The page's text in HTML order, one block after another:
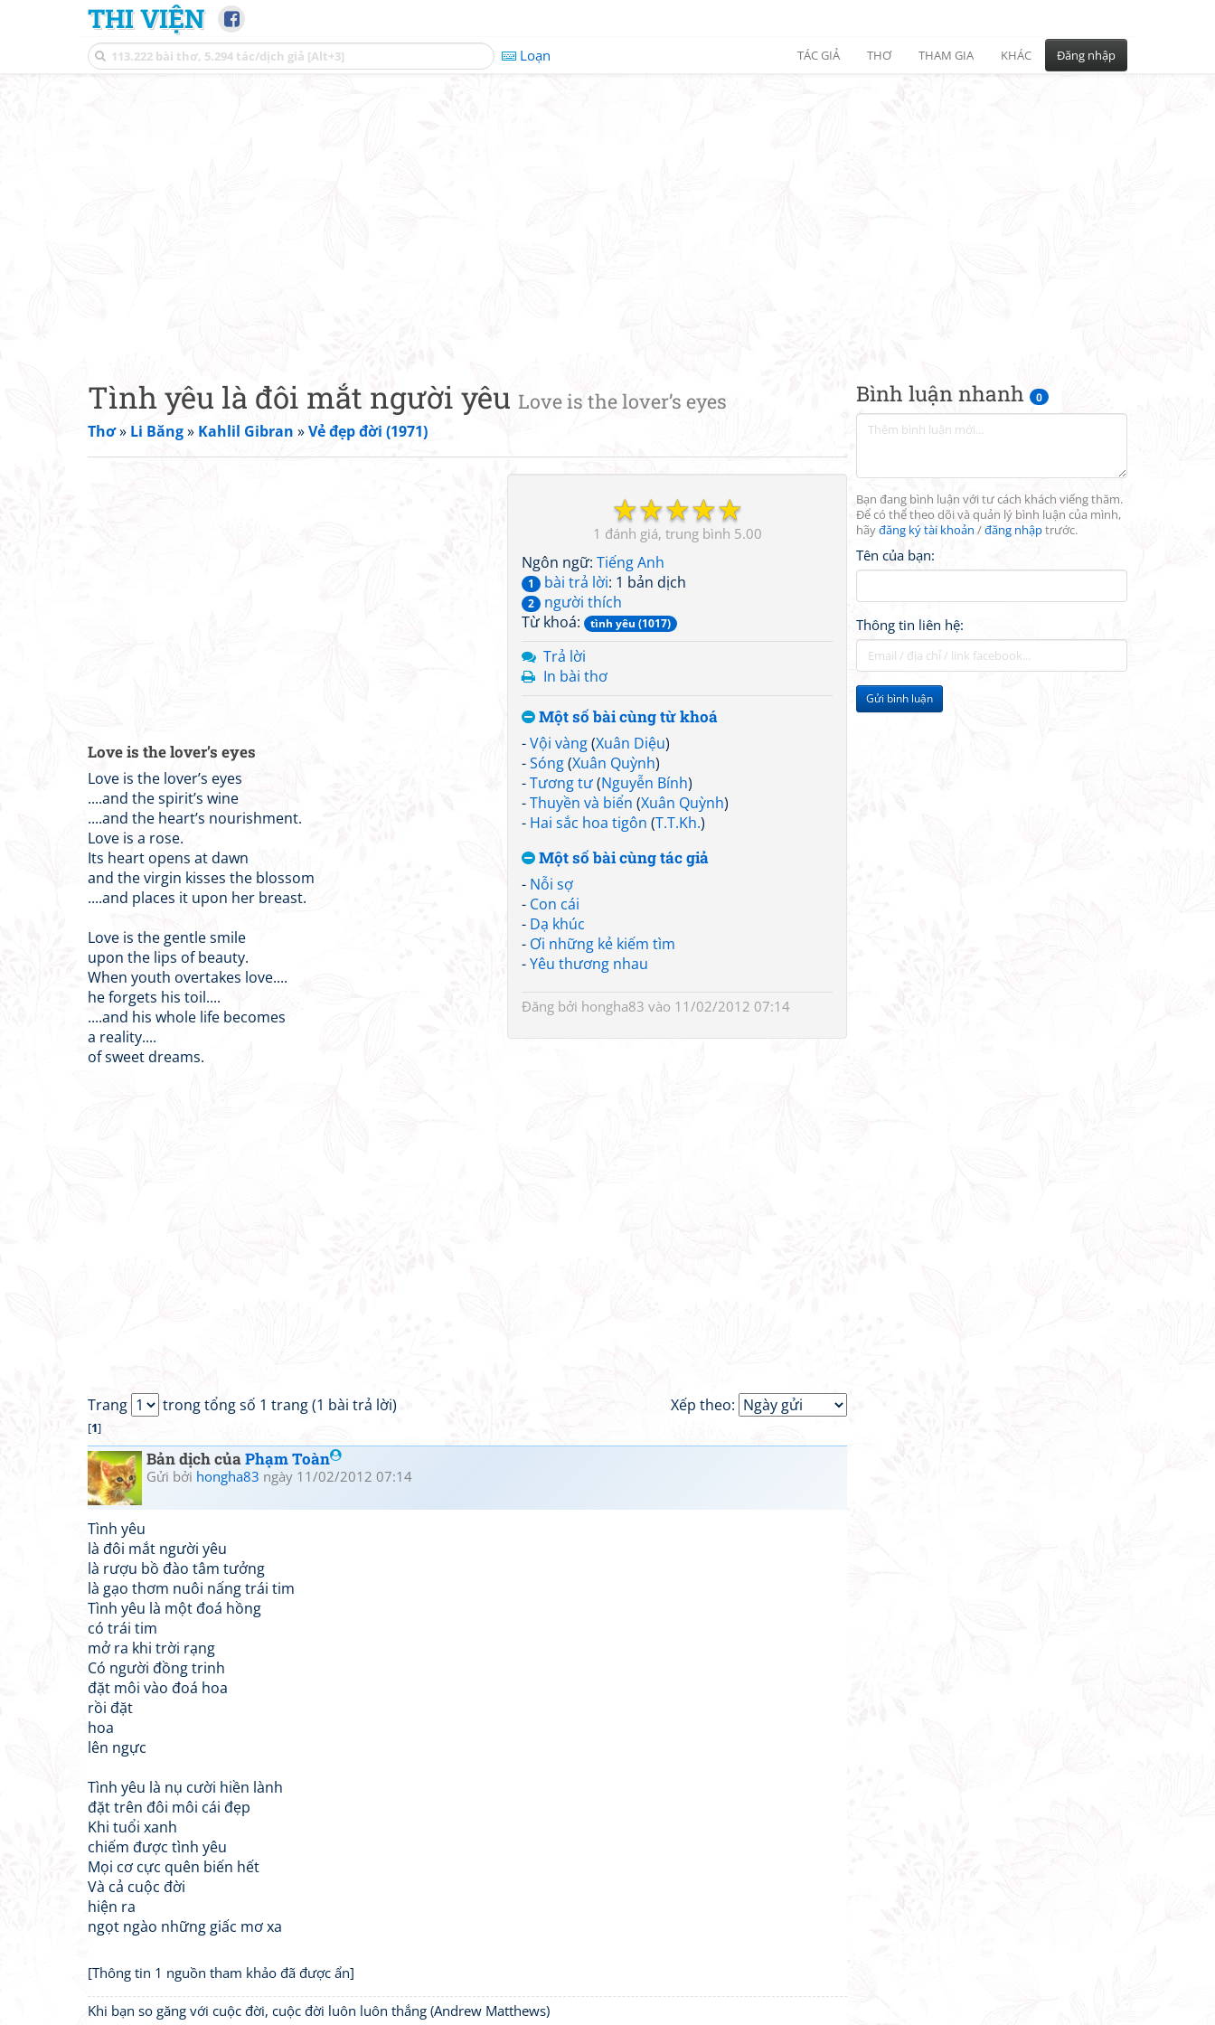
THI VIỆN
Loạn TÁC GIẢ THƠ THAM GIA KHÁC Đăng nhập
Bình luận nhanh 0
Bạn đang bình luận với tư cách khách viếng thăm.
Để có thể theo dõi và quản lý bình luận của mình,
hãyđăng ký tài khoản /đăng nhậptrước.
Tên của bạn:
Thông tin liên hệ:
Gửi bình luận
Tình yêu là đôi mắt người yêu Love is the lover’s eyes
Thơ» Li Băng» Kahlil Gibran »Vẻ đẹp đời (1971)
☆
☆
☆
☆
☆
1 5.00
Ngôn ngữ: Tiếng Anh
1 bài trả lời: 1 bản dịch
2
người thích
Từ khoá:
tình yêu (1017)
Trả lời
In bài thơ
Một số bài cùng từ khoá
-Vội vàng(Xuân Diệu)
-Sóng(Xuân Quỳnh)
-Tương tư(Nguyễn Bính)
-Thuyền và biển (Xuân Quỳnh)
- Hai sắc hoa tigôn (T.T.Kh.)
Một số bài cùng tác giả
- Nỗi sợ
- Con cái
- Dạ khúc
- Ơi những kẻ kiếm tìm
-Yêu thương nhau
Đăng bởi hongha83 vào 11/02/2012 07:14
Love is the lover’s eyes
Love is the lover’s eyes
....and the spirit’s wine
....and the heart’s nourishment.
Love is a rose.
Its heart opens at dawn
and the virgin kisses the blossom
....and places it upon her breast.
Love is the gentle smile
upon the lips of beauty.
When youth overtakes love....
he forgets his toil....
....and his whole life becomes
a reality....
of sweet dreams.
Xếp theo:
Trang trong tổng số 1 trang (1 bài trả lời)
[1]
Bản dịch củaPhạm Toàn
Gửi bởi hongha83 ngày 11/02/2012 07:14
Tình yêu
là đôi mắt người yêu
là rượu bồ đào tâm tưởng
là gạo thơm nuôi nấng trái tim
Tình yêu là một đoá hồng
có trái tim
mở ra khi trời rạng
Có người đồng trinh
đặt môi vào đoá hoa
rồi đặt
hoa
lên ngực
Tình yêu là nụ cười hiền lành
đặt trên đôi môi cái đẹp
Khi tuổi xanh
chiếm được tình yêu
Mọi cơ cực quên biến hết
Và cả cuộc đời
hiện ra
ngọt ngào những giấc mơ xa
[Thông tin 1 nguồn tham khảo đã được ẩn]
Khi bạn so găng với cuộc đời, cuộc đời luôn luôn thắng (Andrew Matthews)